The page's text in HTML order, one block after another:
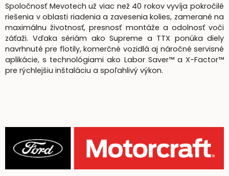
Spoločnosť Mevotech už viac než 40 rokov vyvíja pokročilé
riešenia v oblasti riadenia a zavesenia kolies, zamerané na
maximálnu životnosť, presnosť montáže a odolnosť voči
záťaži. Vďaka sériám ako Supreme a TTX ponúka diely
navrhnuté pre flotily, komerčné vozidlá aj náročné servisné
aplikácie, s technológiami ako Labor Saver™ a X-Factor™
pre rýchlejšiu inštaláciu a spoľahlivý výkon.